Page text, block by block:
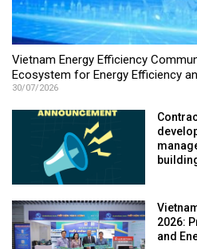
Vietnam Energy Efficiency
Ecosystem for Energy Efficiency
30/07/2026
2026:
and